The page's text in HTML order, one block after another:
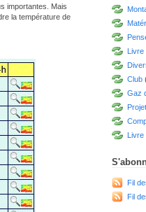
importantes. Mais
la température de
Livre
Club
Gaz
Livre
Fil
Fil